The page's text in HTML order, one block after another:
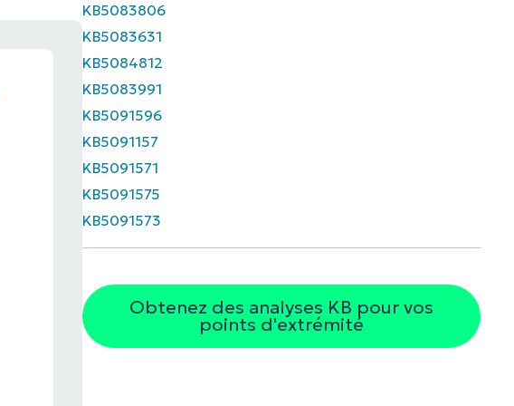
KB5083806
KB5083631
KB5084812
KB5083991
KB5091596
KB5091157
KB5091571
KB5091575
KB5091573
Obtenez des analyses KB pour vos
points d'extrémité